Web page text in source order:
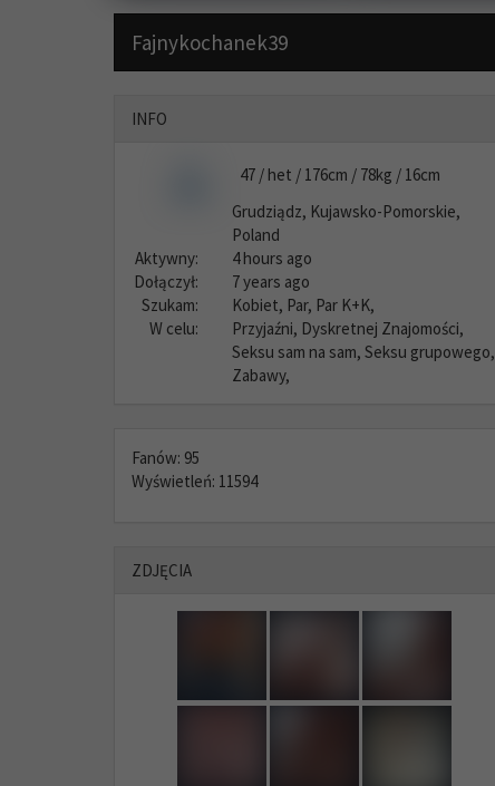
Fajnykochanek39
INFO
47 / het / 176cm / 78kg / 16cm
Grudziądz, Kujawsko-Pomorskie,
Poland
Aktywny:
4 hours ago
Dołączył:
7 years ago
Szukam:
Kobiet, Par, Par K+K,
W celu:
Przyjaźni, Dyskretnej Znajomości,
Seksu sam na sam, Seksu grupowego,
Zabawy,
Fanów: 95
Wyświetleń: 11594
ZDJĘCIA